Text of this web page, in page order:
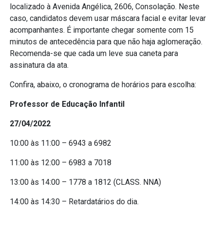
localizado à Avenida Angélica, 2606, Consolação. Neste
caso, candidatos devem usar máscara facial e evitar levar
acompanhantes. É importante chegar somente com 15
minutos de antecedência para que não haja aglomeração.
Recomenda-se que cada um leve sua caneta para
assinatura da ata.
Confira, abaixo, o cronograma de horários para escolha:
Professor de Educação Infantil
27/04/2022
10:00 às 11:00 – 6943 a 6982
11:00 às 12:00 – 6983 a 7018
13:00 às 14:00 – 1778 a 1812 (CLASS. NNA)
14:00 às 14:30 – Retardatários do dia.